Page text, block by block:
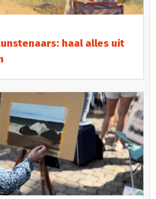
haal alles uit